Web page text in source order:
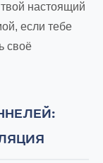
настоящий
если тебе
своё